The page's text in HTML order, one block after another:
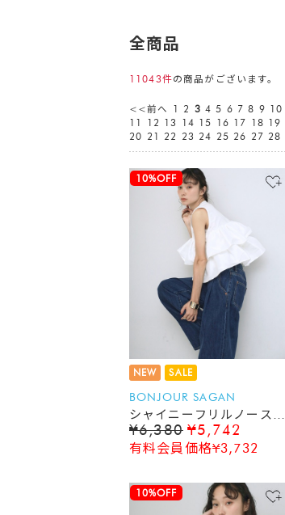
全商品
11043件の商品がございます。
<<前へ 1 2 3 4 5 6 7 8 9 10
11
12 13 14 15 16 17 18 19
20 21 22 23 24 25 26 27 28
10%OFF
NEW SALE
BONJOUR SAGAN
シャイニーフリルノースリ
Tシャツ
¥6,380 ¥5,742
有料会員価格¥3,732
10%OFF